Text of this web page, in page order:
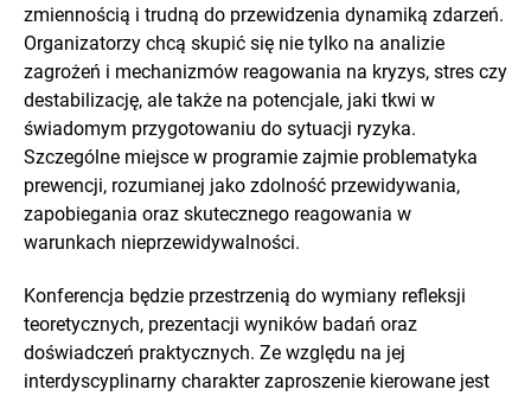
zmiennością i trudną do przewidzenia dynamiką zdarzeń.
Organizatorzy chcą skupić się nie tylko na analizie
zagrożeń i mechanizmów reagowania na kryzys, stres czy
destabilizację, ale także na potencjale, jaki tkwi w
świadomym przygotowaniu do sytuacji ryzyka.
Szczególne miejsce w programie zajmie problematyka
prewencji, rozumianej jako zdolność przewidywania,
zapobiegania oraz skutecznego reagowania w
warunkach nieprzewidywalności.
Konferencja będzie przestrzenią do wymiany refleksji
teoretycznych, prezentacji wyników badań oraz
doświadczeń praktycznych. Ze względu na jej
interdyscyplinarny charakter zaproszenie kierowane jest